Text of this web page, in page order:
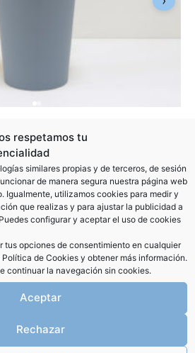
respetamos tu
similares propias y de terceros, de sesión
de manera segura nuestra página web
Igualmente, utilizamos cookies para medir y
que realizas y para ajustar la publicidad a
configurar y aceptar el uso de cookies
tus opciones de consentimiento en cualquier
Política de Cookies y obtener más información.
continuar la navegación sin cookies.
Aceptar
Rechazar
25L
›